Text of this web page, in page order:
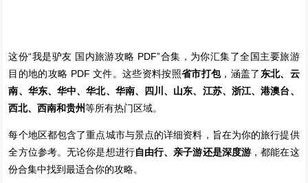
这份“我是驴友 国内旅游攻略 PDF”合集，为你汇集了全国主要旅游
目的地的攻略 PDF 文件。这些资料按照省市打包，涵盖了东北、云
南、华东、华中、华北、华南、四川、山东、江苏、浙江、港澳台、
西北、西南和贵州等所有热门区域。
每个地区都包含了重点城市与景点的详细资料，旨在为你的旅行提供
全方位参考。无论你是想进行自由行、亲子游还是深度游 ，都能在这
份合集中找到最适合你的攻略。